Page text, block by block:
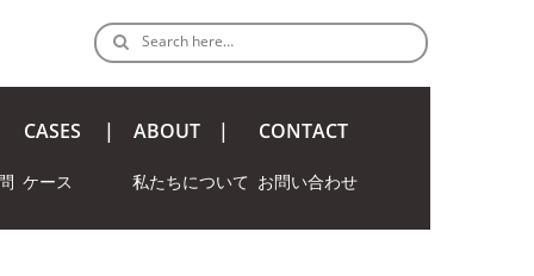
Search here…
CASES
ケース
ABOUT
私たちについて
CONTACT
お問い合わせ